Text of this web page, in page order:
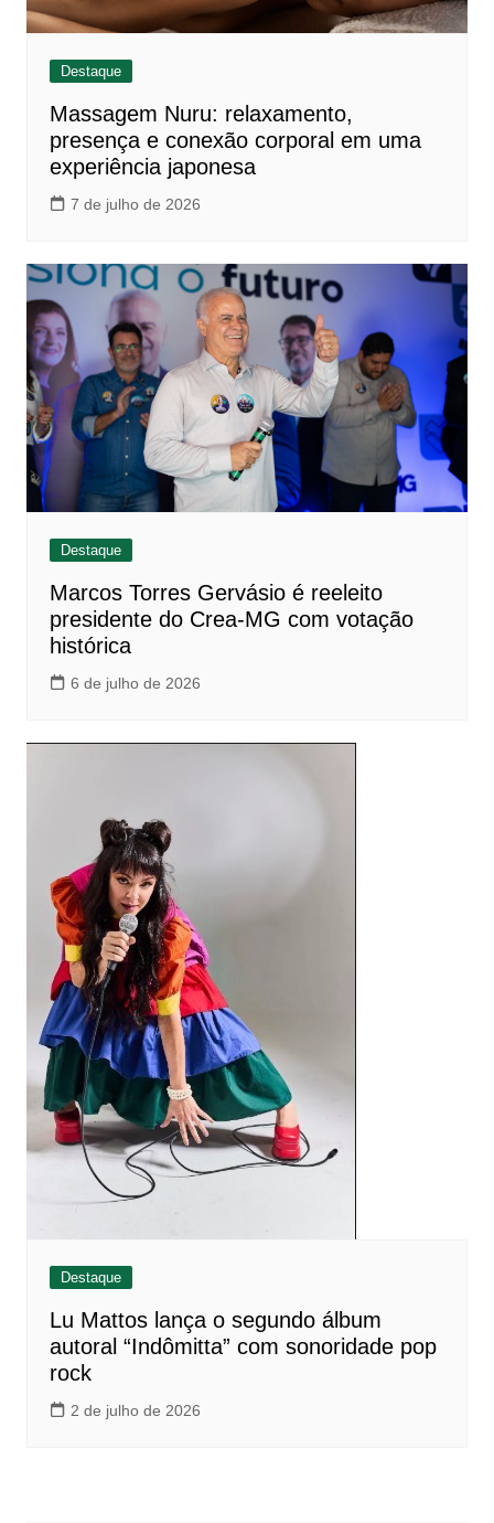
Destaque
Massagem Nuru: relaxamento,
presença e conexão corporal em uma
experiência japonesa
7 de julho de 2026
Destaque
Marcos Torres Gervásio é reeleito
presidente do Crea-MG com votação
histórica
6 de julho de 2026
Destaque
Lu Mattos lança o segundo álbum
autoral “Indômitta” com sonoridade pop
rock
2 de julho de 2026